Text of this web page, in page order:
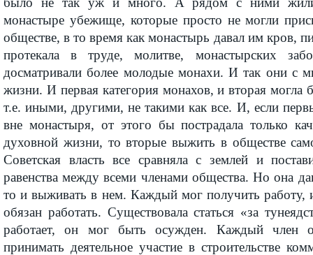
монастыре убежище, которые просто не могли
обществе, в то время как монастырь давал им кров,
протекала в труде, молитве, монастырских
досматривали более молодые монахи. И так они с
жизни. И первая категория монахов, и вторая могла
т.е. иными, другими, не такими как все. И, если
вне монастыря, от этого бы пострадала только
духовной жизни, то вторые выжить в обществе
Советская власть все сравняла с землей и
равенства между всеми членами общества. Но она
то и выживать в нем. Каждый мог получить работу,
обязан работать. Существовала статься «за
работает, он мог быть осужден. Каждый член
принимать деятельное участие в строительстве